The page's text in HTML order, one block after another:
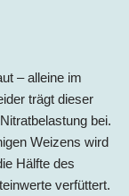
– alleine im
trägt dieser
bei.
Weizens wird
Hälfte des
verfüttert.